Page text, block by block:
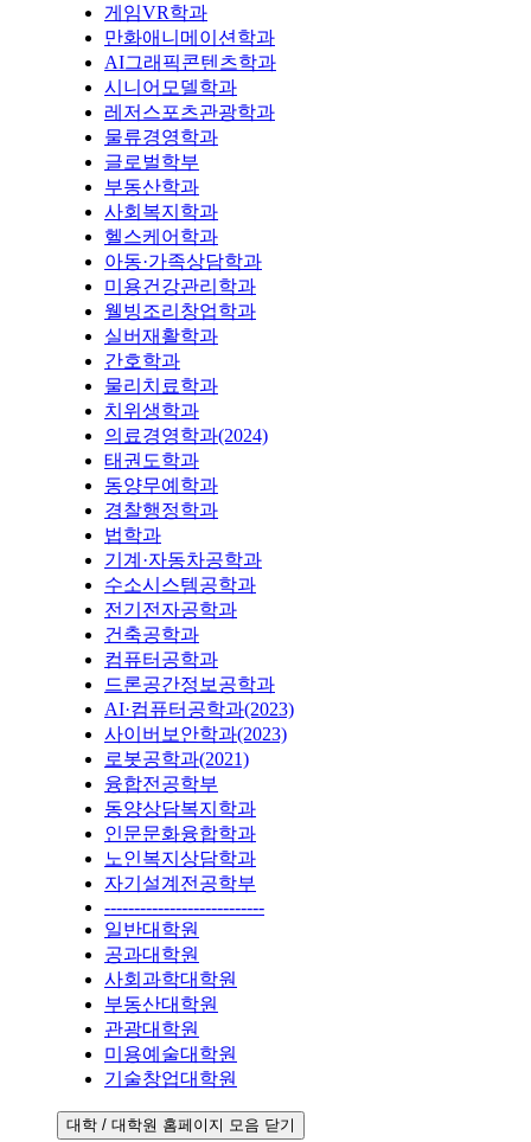
게임VR학과
만화애니메이션학과
AI그래픽콘텐츠학과
시니어모델학과
레저스포츠관광학과
물류경영학과
글로벌학부
부동산학과
사회복지학과
헬스케어학과
아동·가족상담학과
미용건강관리학과
웰빙조리창업학과
실버재활학과
간호학과
물리치료학과
치위생학과
의료경영학과(2024)
태권도학과
동양무예학과
경찰행정학과
법학과
기계·자동차공학과
수소시스템공학과
전기전자공학과
건축공학과
컴퓨터공학과
드론공간정보공학과
AI·컴퓨터공학과(2023)
사이버보안학과(2023)
로봇공학과(2021)
융합전공학부
동양상담복지학과
인문문화융합학과
노인복지상담학과
자기설계전공학부
---------------------------
일반대학원
공과대학원
사회과학대학원
부동산대학원
관광대학원
미용예술대학원
기술창업대학원
대학 / 대학원 홈페이지 모음 닫기